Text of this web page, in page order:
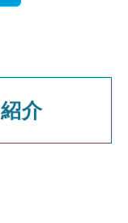
介